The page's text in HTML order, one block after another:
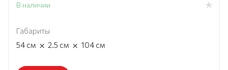
В наличии
Габариты
54 см × 2.5 см × 104 см